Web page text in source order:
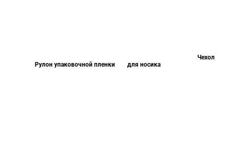
Рулон упаковочной пленки
Чехол
для носика